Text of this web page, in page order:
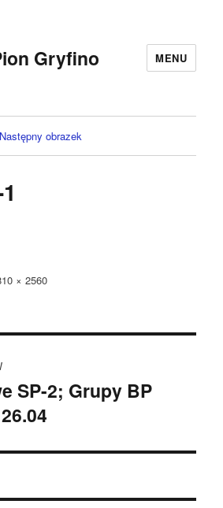
Gryfino MENU
Następny obrazek
× 2560
SP-2; Grupy BP